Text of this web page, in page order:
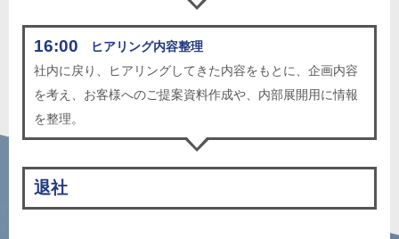
16:00
ヒアリング内容整理
社内に戻り、ヒアリングしてきた内容をもとに、企画内容
を考え、お客様へのご提案資料作成や、内部展開用に情報
を整理。
退社